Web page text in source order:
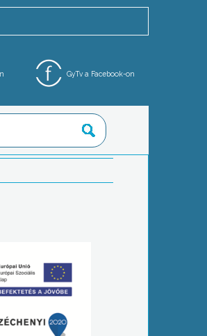
GyTv a Facebook-on